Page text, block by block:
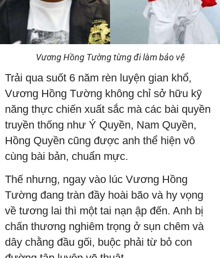
Vương Hồng Tường từng đi làm bảo vệ
Trải qua suốt 6 năm rèn luyện gian khổ,
Vương Hồng Tường không chỉ sở hữu kỹ
năng thực chiến xuất sắc mà các bài quyền
truyền thống như Ý Quyền, Nam Quyền,
Hồng Quyền cũng được anh thể hiện vô
cùng bài bản, chuẩn mực.
Thế nhưng, ngay vào lúc Vương Hồng
Tường đang tràn đầy hoài bão và hy vọng
về tương lai thì một tai nạn ập đến. Anh bị
chấn thương nghiêm trọng ở sụn chêm và
dây chằng đầu gối, buộc phải từ bỏ con